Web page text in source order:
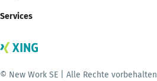
Services
© New Work SE | Alle Rechte vorbehalten